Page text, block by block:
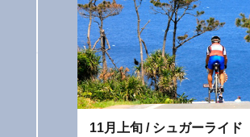
11月上旬 / シュガーライド